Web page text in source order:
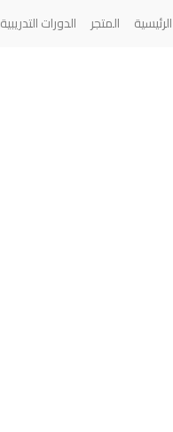
الرئيسية المتجر الدورات التدريبية